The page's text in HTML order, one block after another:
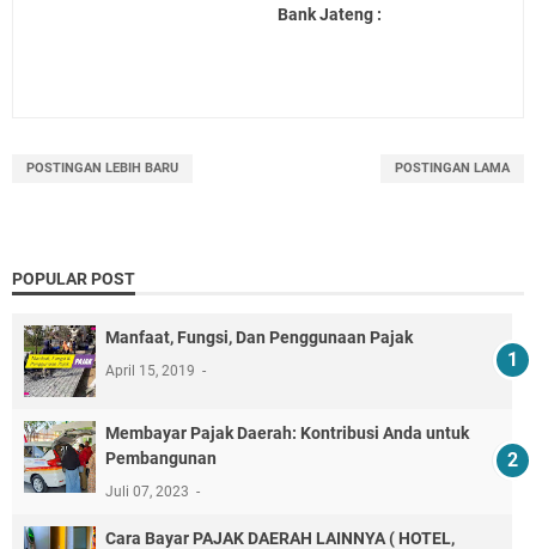
Bank Jateng :
POSTINGAN LEBIH BARU POSTINGAN LAMA
POPULAR POST
Manfaat, Fungsi, Dan Penggunaan Pajak
April 15, 2019
Membayar Pajak Daerah: Kontribusi Anda untuk
Pembangunan
Juli 07, 2023
Cara Bayar PAJAK DAERAH LAINNYA ( HOTEL,